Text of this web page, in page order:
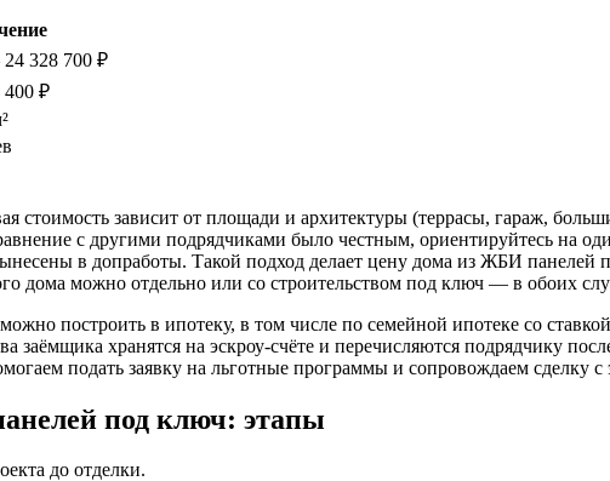
24 328 700 ₽
400 ₽
стоимость зависит от площади и архитектуры (террасы, гараж,
с другими подрядчиками было честным, ориентируйтесь на
в допработы. Такой подход делает цену дома из ЖБИ панелей
дома можно отдельно или со строительством под ключ — в обоих
построить в ипотеку, в том числе по семейной ипотеке со
заёмщика хранятся на эскроу-счёте и перечисляются подрядчику
подать заявку на льготные программы и сопровождаем сделку с
под ключ: этапы
до отделки.